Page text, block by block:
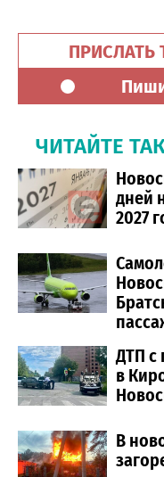
ПРИСЛАТЬ
ЧИТАЙТЕ
дней
2027
ДТП с
в
В